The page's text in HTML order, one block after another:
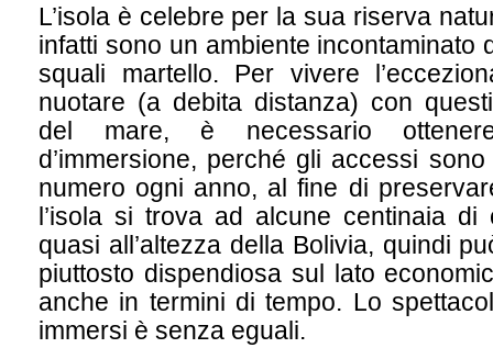
L’isola è celebre per la sua riserva
infatti sono un ambiente incontaminato
squali martello. Per vivere
nuotare (a debita distanza) con
del mare, è necessario
d’immersione, perché gli accessi
numero ogni anno, al fine di
l’isola si trova ad alcune centinaia di
quasi all’altezza della Bolivia, quindi
piuttosto dispendiosa sul lato
anche in termini di tempo. Lo
immersi è senza eguali.